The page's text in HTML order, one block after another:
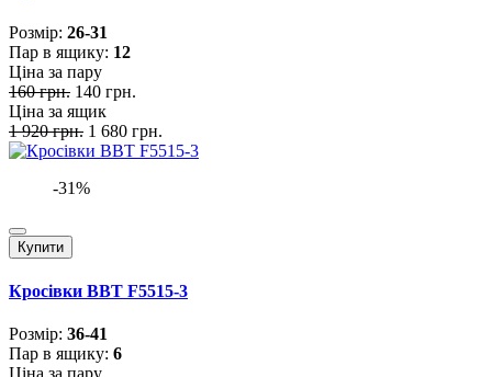
Розмiр: 26-31
Пар в ящику: 12
Ціна за пару
160 грн. 140 грн.
Ціна за ящик
1 920 грн. 1 680 грн.
-31%
Купити
Кросівки BBT F5515-3
Розмiр: 36-41
Пар в ящику: 6